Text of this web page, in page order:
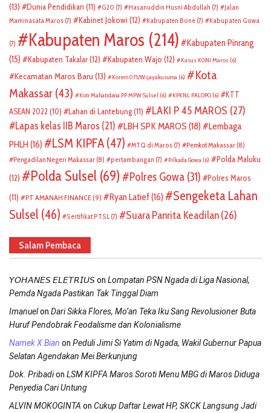
(13)
Dunia Pendidikan (11) G20 (7) Hasanuddin Husni Abdullah (7)
Jalan
Maminasata Maros (7) Kabinet Jokowi (12) Kabupaten Bone (7) Kabupaten Gowa
(7) Kabupaten Maros (214)
Kabupaten Pinrang
(15)
Kabupaten Takalar(12) Kabupaten Wajo (12) Kasus KONI Maros (6)
Kecamatan Maros Baru (13) Korem 071/Wijayakusuma (6)
Kota
Makassar (43) Koti Mahatidana PP MPW Sulsel (6) KPKNL PALOPO (6)
KTT
ASEAN 2022 (10) Lahan di Lantebung(11) LAKI P 45 MAROS (27)
Lapas kelas IIB Maros (21) LBH SPK MAROS (18)
Lembaga
PHLH (16) LSM KIPFA (47) MTQ di Maros (7) Pemkot Makassar (8)
Pengadilan Negeri Makassar (8) pertambangan (7) Pilkada Gowa (6)
Polda Maluku
(12)
Polda Sulsel (69) Polres Gowa (31)
Polres Maros
(11)
PT AMANAH FINANCE(9) Ryan Latief(16)
Sengeketa Lahan
Sulsel (46) Sertifikat PTSL (7) Suara Panrita Keadilan(26)
Salam Pembaca
𝘠𝘖𝘏𝘈𝘕𝘌𝘚 𝘌𝘓𝘌𝘛𝘙𝘐𝘜𝘚on Lompatan PSN Ngada di Liga Nasional,
Pemda Ngada Pastikan Tak Tinggal Diam
Imanuelon Dari Sikka Flores, Mo’an Teka Iku Sang Revolusioner Buta
Huruf Pendobrak Feodalisme dan Kolonialisme
Namek X Bian on Peduli Jimi Si Yatim di Ngada, Wakil Gubernur Papua
Selatan Agendakan Mei Berkunjung
Dok. Pribadion LSM KIPFA Maros Soroti Menu MBG di Maros Diduga
Penyedia Cari Untung
ALVIN MOKOGINTA on Cukup Daftar Lewat HP, SKCK Langsung Jadi